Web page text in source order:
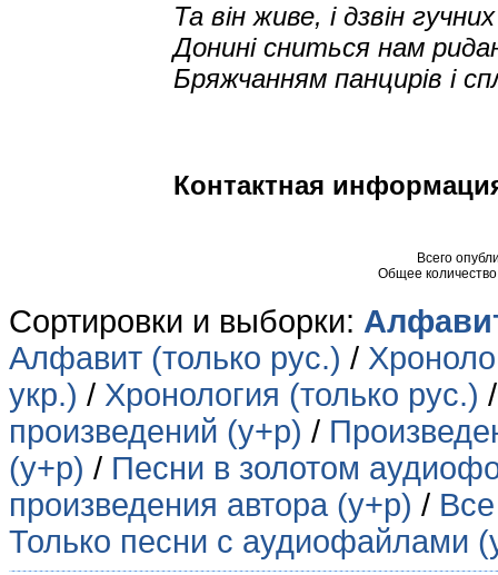
Та він живе, і дзвін
Донині сниться нам
Бряжчанням панцирів і
Контактная
Всего
Общее
Сортировки и выборки:
Алфавит (только рус.) /
укр.) / Хронология (только рус.)
произведений (у+р) /
(у+р) / Песни в золотом
произведения автора (у+р) /
Только песни с аудиофайлами